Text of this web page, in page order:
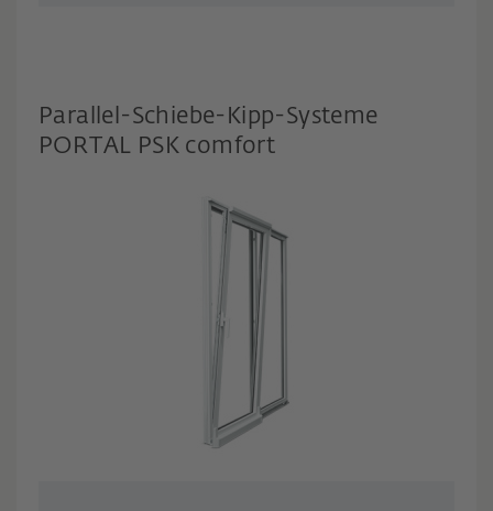
Parallel-Schiebe-Kipp-Systeme
PORTAL PSK comfort